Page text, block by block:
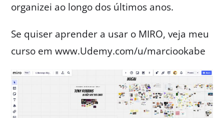
organizei ao longo dos últimos anos.
Se quiser aprender a usar o MIRO, veja meu
curso em www.Udemy.com/u/marciookabe